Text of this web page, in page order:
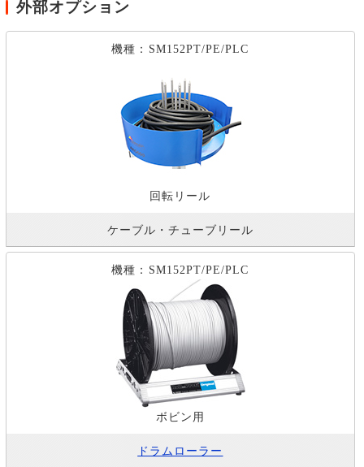
外部オプション
機種：SM152PT/PE/PLC
回転リール
ケーブル・チューブリール
機種：SM152PT/PE/PLC
ボビン用
ドラムローラー